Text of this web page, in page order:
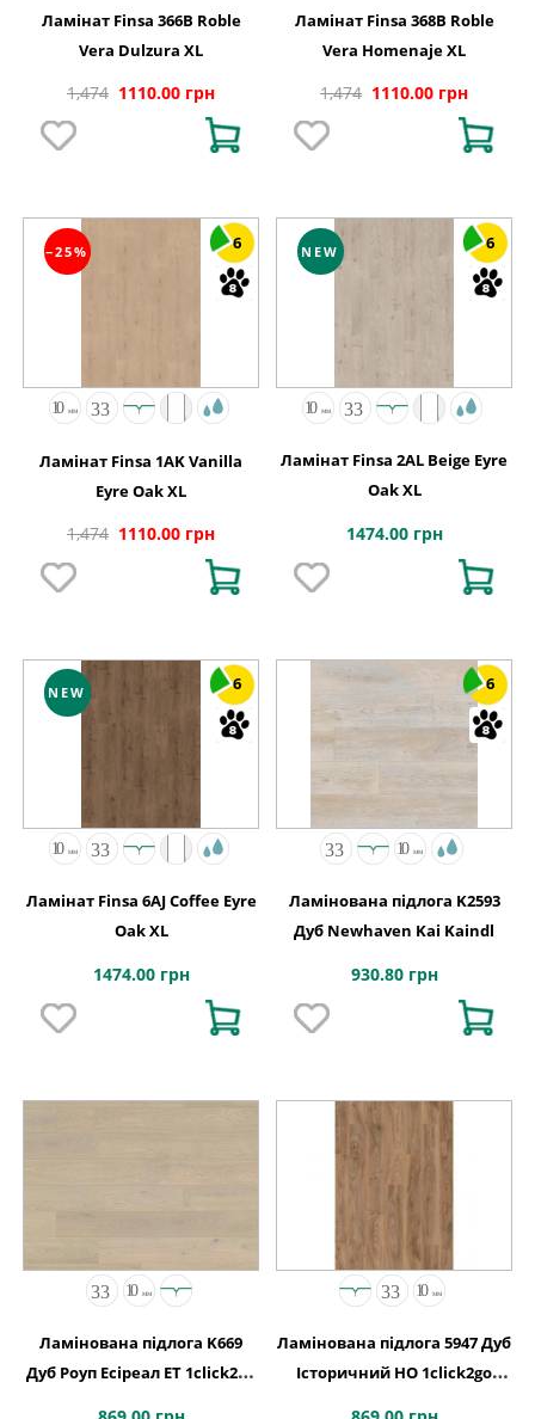
Ламінат Finsa 366B Roble
Vera Dulzura XL
1,474 1110.00 грн
Ламінат Finsa 368B Roble
Vera Homenaje XL
1,474 1110.00 грн
−25% 6
Ламінат Finsa 1AK Vanilla
Eyre Oak XL
1,474 1110.00 грн
NEW 6
Ламінат Finsa 2AL Beige Eyre
Oak XL
1474.00 грн
NEW 6
Ламінат Finsa 6AJ Coffee Eyre
Oak XL
1474.00 грн
6
Ламінована підлога K2593
Дуб Newhaven Kai Kaindl
930.80 грн
Ламінована підлога K669
Дуб Роуп Есіреал ET 1click2go
Ламінована підлога 5947 Дуб
Історичний HO 1click2go